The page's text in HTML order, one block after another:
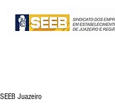
SEEB Juazeiro